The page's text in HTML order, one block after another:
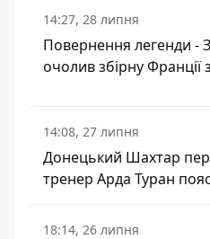
14:27, 28 липня
Повернення легенди -
очолив збірну Франції
14:08, 27 липня
Донецький Шахтар
тренер Арда Туран
18:14, 26 липня